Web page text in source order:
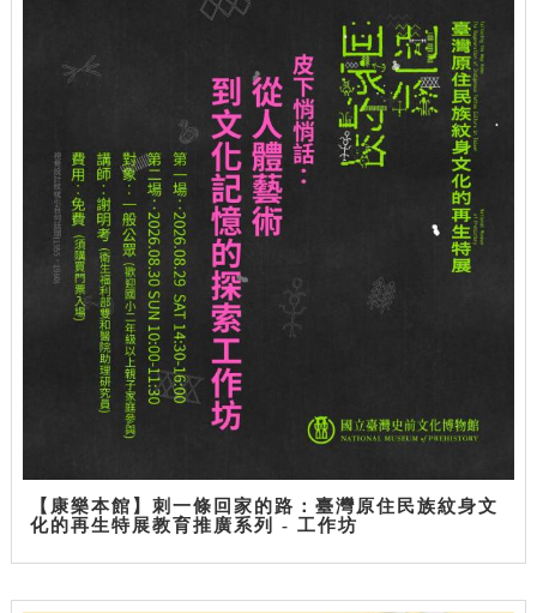
【康樂本館】刺一條回家的路：臺灣原住民族紋身文
化的再生特展教育推廣系列 - 工作坊